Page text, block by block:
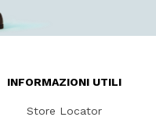
INFORMAZIONI UTILI
Store Locator